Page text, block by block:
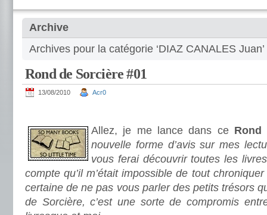
Archive
Archives pour la catégorie ‘DIAZ CANALES Juan’
Rond de Sorcière #01
13/08/2010 Acr0
Allez, je me lance dans ce Rond
nouvelle forme d’avis sur mes
vous ferai découvrir toutes les
compte qu’il m’était impossible de tout
certaine de ne pas vous parler des petits trésors
de Sorcière, c’est une sorte de compromis